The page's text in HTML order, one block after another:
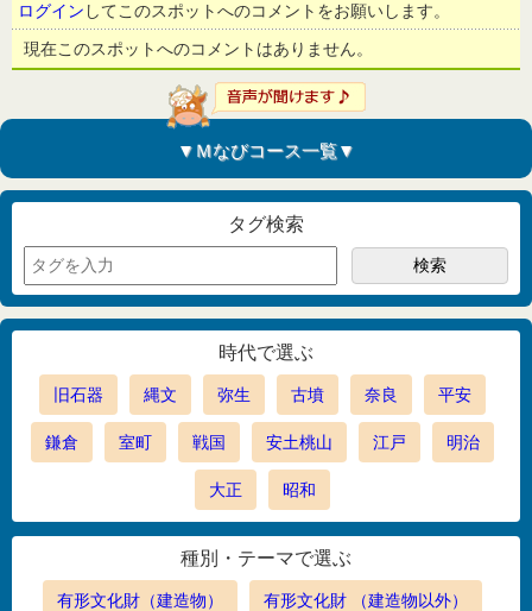
ログイン してこのスポットへのコメントをお願いします。
現在このスポットへのコメントはありません。
▼Ｍなびコース一覧▼
タグ検索
時代で選ぶ
旧石器 縄文 弥生 古墳 奈良 平安
鎌倉 室町 戦国 安土桃山 江戸 明治
大正 昭和
種別・テーマで選ぶ
有形文化財（建造物） 有形文化財 （建造物以外）